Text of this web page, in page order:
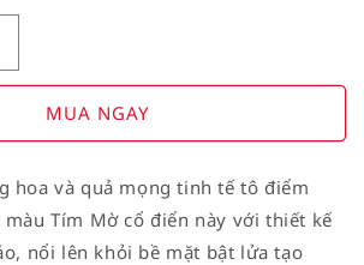
MUA NGAY
hoa và quả mọng tinh tế tô điểm
Tím Mờ cổ điển này với thiết kế
nổi lên khỏi bề mặt bật lửa tạo